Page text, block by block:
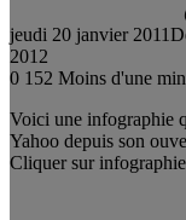
jeudi 20 janvier 2011
2012
0 152 Moins d'une
Voici une infographie
Yahoo depuis son
Cliquer sur